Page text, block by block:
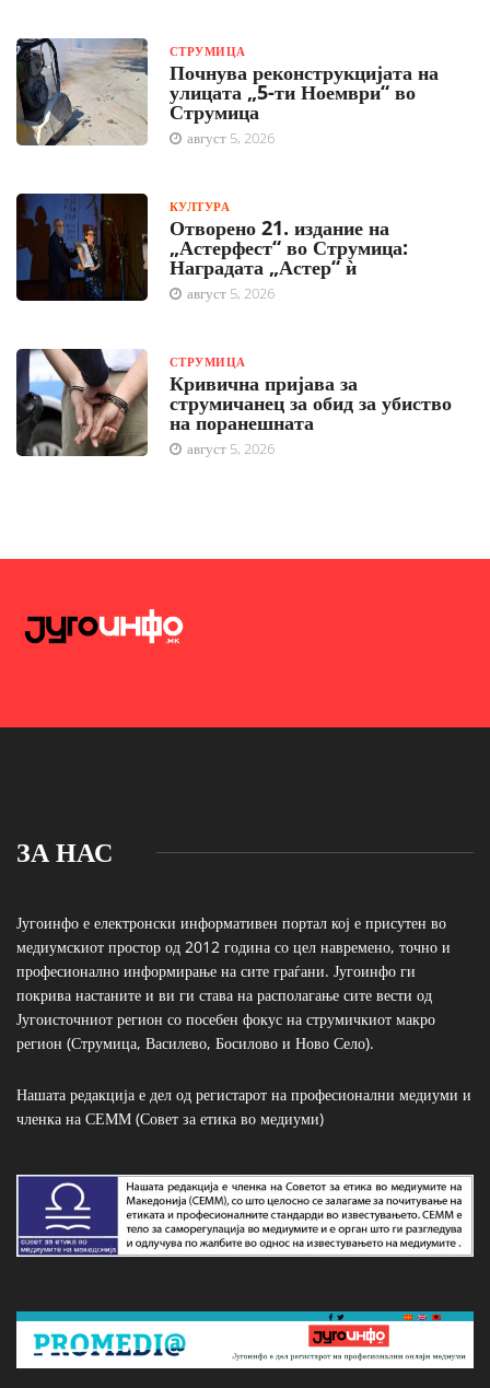
СТРУМИЦА
Почнува реконструкцијата на
улицата „5-ти Ноември“ во
Струмица
август 5, 2026
КУЛТУРА
Отворено 21. издание на
„Астерфест“ во Струмица:
Наградата „Астер“ ѝ
август 5, 2026
СТРУМИЦА
Кривична пријава за
струмичанец за обид за убиство
на поранешната
август 5, 2026
ЗА НАС
Југоинфо е електронски информативен портал кој е присутен во
медиумскиот простор од 2012 година со цел навремено, точно и
професионално информирање на сите граѓани. Југоинфо ги
покрива настаните и ви ги става на располагање сите вести од
Југоисточниот регион со посебен фокус на струмичкиот макро
регион (Струмица, Василево, Босилово и Ново Село).
Нашата редакција е дел од регистарот на професионални медиуми и
членка на СЕММ (Совет за етика во медиуми)